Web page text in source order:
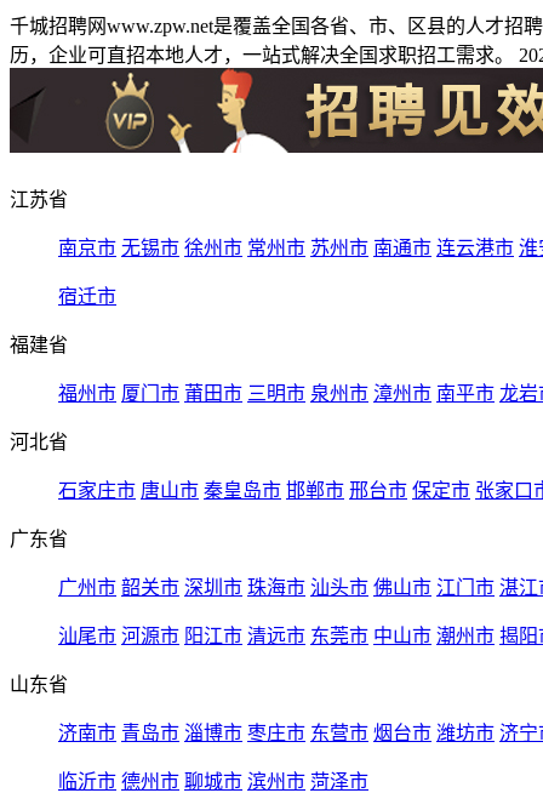
千城招聘网www.zpw.net是覆盖全国各省、市、区县的人才
历，企业可直招本地人才，一站式解决全国求职招工需求。
江苏省
南京市 无锡市 徐州市 常州市 苏州市 南通市 连云港市 淮
宿迁市
福建省
福州市 厦门市 莆田市 三明市 泉州市 漳州市 南平市 龙岩
河北省
石家庄市 唐山市 秦皇岛市 邯郸市 邢台市 保定市 张家口
广东省
广州市 韶关市 深圳市 珠海市 汕头市 佛山市 江门市 湛江
汕尾市 河源市 阳江市 清远市 东莞市 中山市 潮州市 揭阳
山东省
济南市 青岛市 淄博市 枣庄市 东营市 烟台市 潍坊市 济宁
临沂市 德州市 聊城市 滨州市 菏泽市